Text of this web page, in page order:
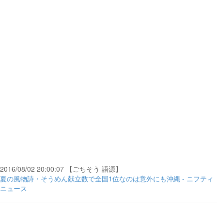
2016/08/02 20:00:07 【ごちそう 語源】
夏の風物詩・そうめん献立数で全国1位なのは意外にも沖縄 - ニフティ
ニュース